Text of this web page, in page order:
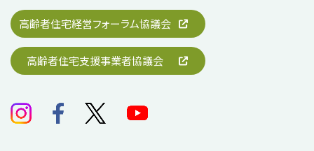
高齢者住宅経営フォーラム協議会
高齢者住宅支援事業者協議会